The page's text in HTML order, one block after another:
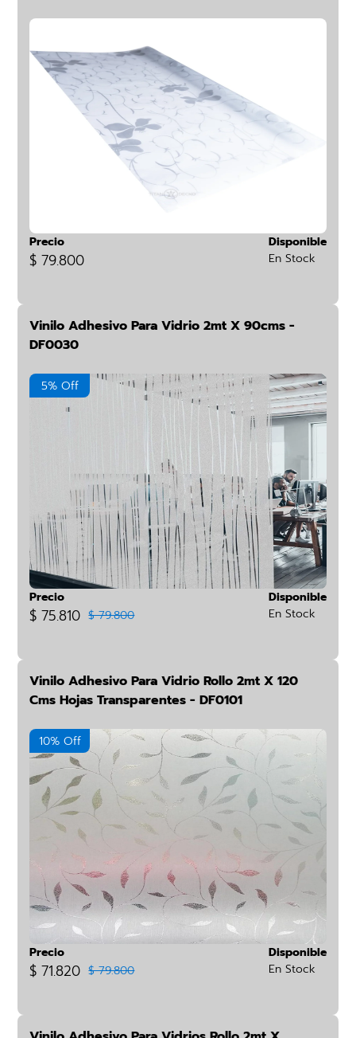
Precio
$ 79.800
Disponible
En Stock
Vinilo Adhesivo Para Vidrio 2mt X 90cms -
DF0030
5% Off
Precio
$ 75.810 $ 79.800
Disponible
En Stock
Vinilo Adhesivo Para Vidrio Rollo 2mt X 120
Cms Hojas Transparentes - DF0101
10% Off
Precio
$ 71.820 $ 79.800
Disponible
En Stock